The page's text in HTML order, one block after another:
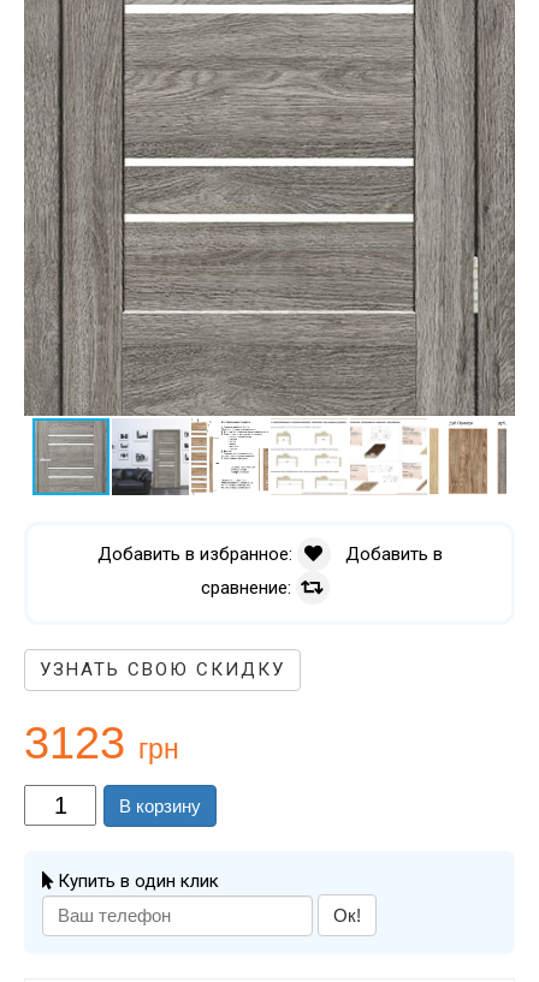
Добавить в избранное:
Добавить в
сравнение:
УЗНАТЬ СВОЮ СКИДКУ
3123 грн
В корзину
Купить в один клик
Ок!